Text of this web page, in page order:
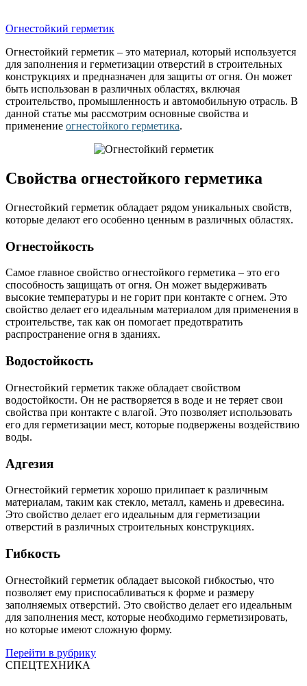
Огнестойкий герметик
Огнестойкий герметик – это материал, который используется
для заполнения и герметизации отверстий в строительных
конструкциях и предназначен для защиты от огня. Он может
быть использован в различных областях, включая
строительство, промышленность и автомобильную отрасль. В
данной статье мы рассмотрим основные свойства и
применение огнестойкого герметика.
Свойства огнестойкого герметика
Огнестойкий герметик обладает рядом уникальных свойств,
которые делают его особенно ценным в различных областях.
Огнестойкость
Самое главное свойство огнестойкого герметика – это его
способность защищать от огня. Он может выдерживать
высокие температуры и не горит при контакте с огнем. Это
свойство делает его идеальным материалом для применения в
строительстве, так как он помогает предотвратить
распространение огня в зданиях.
Водостойкость
Огнестойкий герметик также обладает свойством
водостойкости. Он не растворяется в воде и не теряет свои
свойства при контакте с влагой. Это позволяет использовать
его для герметизации мест, которые подвержены воздействию
воды.
Адгезия
Огнестойкий герметик хорошо прилипает к различным
материалам, таким как стекло, металл, камень и древесина.
Это свойство делает его идеальным для герметизации
отверстий в различных строительных конструкциях.
Гибкость
Огнестойкий герметик обладает высокой гибкостью, что
позволяет ему приспосабливаться к форме и размеру
заполняемых отверстий. Это свойство делает его идеальным
для заполнения мест, которые необходимо герметизировать,
но которые имеют сложную форму.
Перейти в рубрику
СПЕЦТЕХНИКА